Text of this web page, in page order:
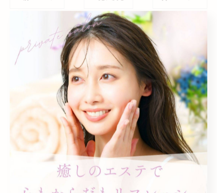
関連タグ
#筑後 #毛穴 #たるみ #肩こり
カテゴリー Categories
全てのカテゴリー